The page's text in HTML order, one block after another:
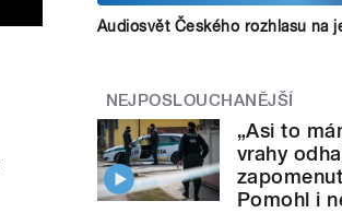
Audiosvět Českého rozhlasu na
NEJPOSLOUCHANĚJŠÍ
„Asi to
vrahy
Pomohl i